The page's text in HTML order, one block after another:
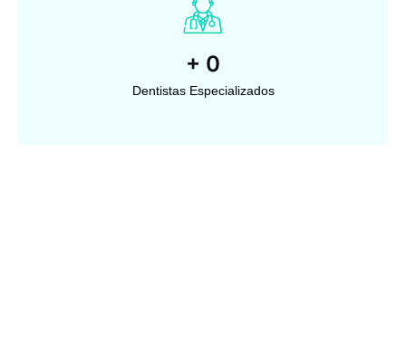
+ 0
Dentistas Especializados